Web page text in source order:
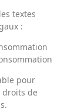
textes
:
pour
droits de